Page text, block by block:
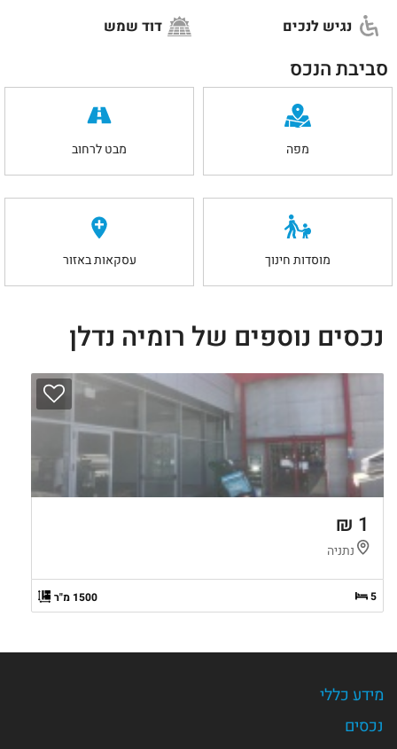
נגיש לנכים
דוד שמש
סביבת הנכס
מפה מבט לרחוב
מוסדות חינוך עסקאות באזור
נכסים נוספים של רומיה נדלן
1 ₪
נתניה
5 1500 מ"ר
מידע כללי
נכסים